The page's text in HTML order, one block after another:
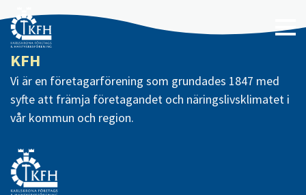
KFH
Vi är en företagarförening som grundades 1847 med
syfte att främja företagandet och näringslivsklimatet i
vår kommun och region.